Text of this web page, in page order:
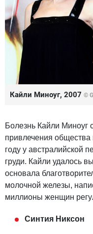
Кайли Миноуг, 2007 ©
Болезнь Кайли Миноуг
привлечения общества
году у австралийской
груди. Кайли удалось
основала
молочной железы,
миллионы женщин
Синтия Никсон